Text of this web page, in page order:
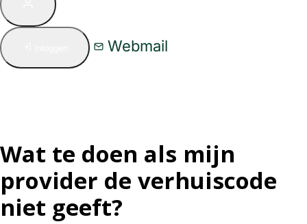
Webmail
Wat te doen als mijn
provider de verhuiscode
niet geeft?